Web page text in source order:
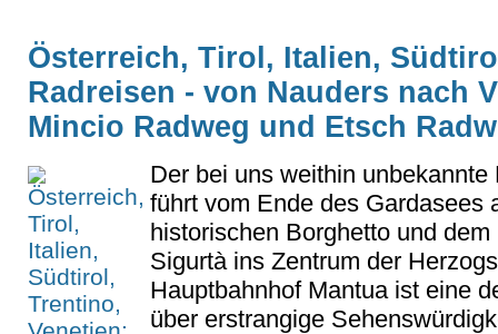
Österreich, Tirol, Italien,
Radreisen - von Nauders nach
Mincio Radweg und Etsch
Der bei uns weithin unbekannte
führt vom Ende des Gardasees
historischen Borghetto und
Sigurtà ins Zentrum der
Hauptbahnhof Mantua ist eine
über erstrangige